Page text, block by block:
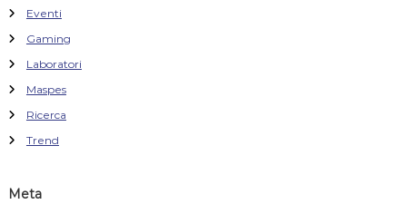
Eventi
Gaming
Laboratori
Maspes
Ricerca
Trend
Meta